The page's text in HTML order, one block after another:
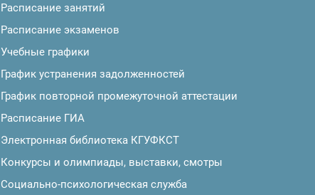
Расписание занятий
Расписание экзаменов
Учебные графики
График устранения задолженностей
График повторной промежуточной аттестации
Расписание ГИА
Электронная библиотека КГУФКСТ
Конкурсы и олимпиады, выставки, смотры
Социально-психологическая служба